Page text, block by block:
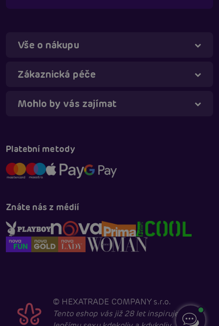
Vše o nákupu
Zákaznická péče
Mohlo by vás zajímat
Platební metody
Znáte nás z médií
© HEXATRADE COMPANY s.r.o.
Tento eshop vás již 28 let inspiruje k